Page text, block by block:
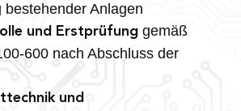
bestehender Anlagen
und Erstprüfunggemäß
600 nach Abschluss der
und